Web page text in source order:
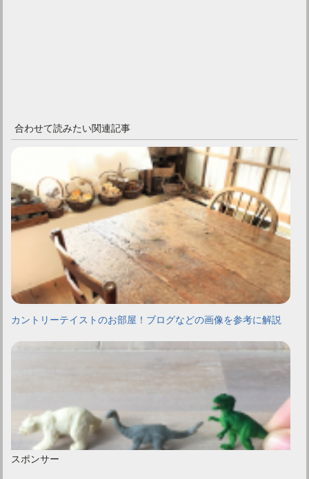
合わせて読みたい関連記事
カントリーテイストのお部屋！ブログなどの画像を参考に解説
スポンサー